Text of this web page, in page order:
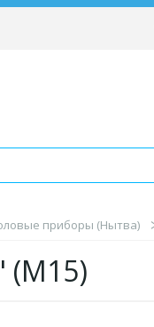
приборы (Нытва)
(М15)